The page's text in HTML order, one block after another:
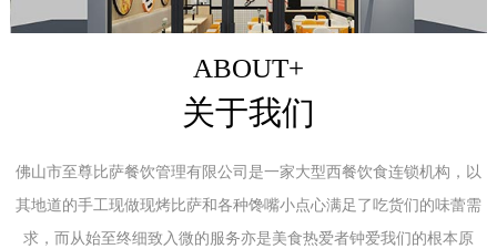
ABOUT+
关于我们
佛山市至尊比萨餐饮管理有限公司是一家大型西餐饮食连锁机构，以
其地道的手工现做现烤比萨和各种馋嘴小点心满足了吃货们的味蕾需
求，而从始至终细致入微的服务亦是美食热爱者钟爱我们的根本原